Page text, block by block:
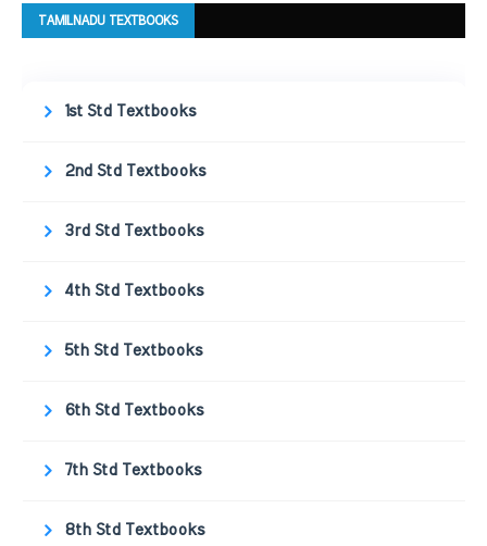
TAMILNADU TEXTBOOKS
1st Std Textbooks
2nd Std Textbooks
3rd Std Textbooks
4th Std Textbooks
5th Std Textbooks
6th Std Textbooks
7th Std Textbooks
8th Std Textbooks